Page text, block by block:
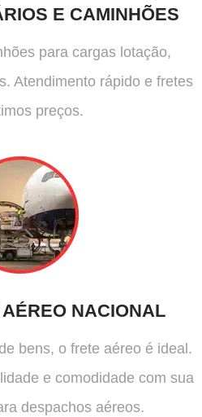
E CAMINHÕES
para cargas lotação,
Atendimento rápido e fretes
preços.
NACIONAL
bens, o frete aéreo é ideal.
e comodidade com sua
despachos aéreos.